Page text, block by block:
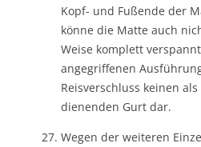
Kopf- und Fußende der
könne die Matte auch
Weise komplett
angegriffenen
Reisverschluss keinen
dienenden Gurt dar.
Wegen der weiteren